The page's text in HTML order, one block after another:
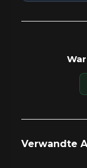
Verwandte